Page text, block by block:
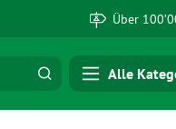
Über
Alle